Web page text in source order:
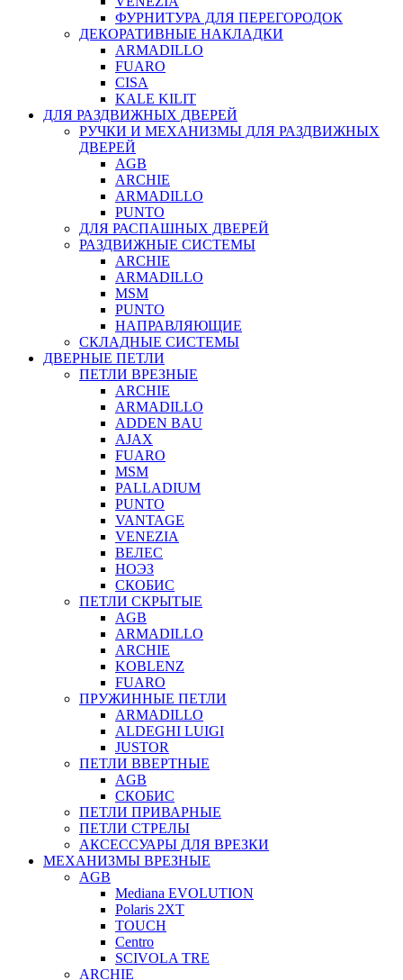
ФУРНИТУРА ДЛЯ ПЕРЕГОРОДОК
ДЕКОРАТИВНЫЕ НАКЛАДКИ
ARMADILLO
FUARO
CISA
KALE KILIT
ДЛЯ РАЗДВИЖНЫХ ДВЕРЕЙ
РУЧКИ И МЕХАНИЗМЫ ДЛЯ РАЗДВИЖНЫХ
ДВЕРЕЙ
AGB
ARCHIE
ARMADILLO
PUNTO
ДЛЯ РАСПАШНЫХ ДВЕРЕЙ
РАЗДВИЖНЫЕ СИСТЕМЫ
ARCHIE
ARMADILLO
MSM
PUNTO
НАПРАВЛЯЮЩИЕ
СКЛАДНЫЕ СИСТЕМЫ
ДВЕРНЫЕ ПЕТЛИ
ПЕТЛИ ВРЕЗНЫЕ
ARCHIE
ARMADILLO
ADDEN BAU
AJAX
FUARO
MSM
PALLADIUM
PUNTO
VANTAGE
VENEZIA
ВЕЛЕС
НОЭЗ
СКОБИС
ПЕТЛИ СКРЫТЫЕ
AGB
ARMADILLO
ARCHIE
KOBLENZ
FUARO
ПРУЖИННЫЕ ПЕТЛИ
ARMADILLO
ALDEGHI LUIGI
JUSTOR
ПЕТЛИ ВВЕРТНЫЕ
AGB
СКОБИС
ПЕТЛИ ПРИВАРНЫЕ
ПЕТЛИ СТРЕЛЫ
АКСЕССУАРЫ ДЛЯ ВРЕЗКИ
МЕХАНИЗМЫ ВРЕЗНЫЕ
AGB
Mediana EVOLUTION
Polaris 2XT
TOUCH
Centro
SCIVOLA TRE
ARCHIE